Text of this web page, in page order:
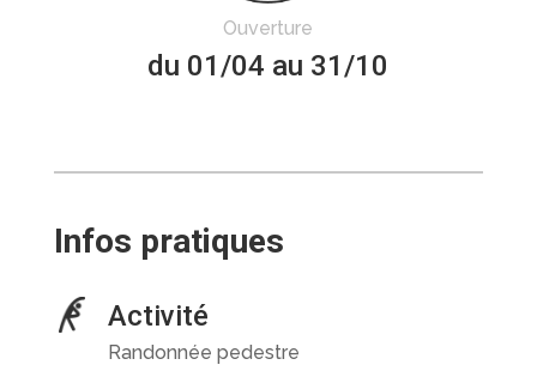
Ouverture
du 01/04 au 31/10
Infos pratiques
Activité
Randonnée pedestre